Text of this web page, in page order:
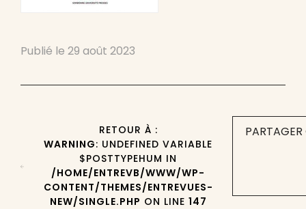
Publié le 29 août 2023
RETOUR À :
WARNING: UNDEFINED VARIABLE
$POSTTYPEHUM IN
/HOME/ENTREVB/WWW/WP-
CONTENT/THEMES/ENTREVUES-
NEW/SINGLE.PHP ON LINE 147